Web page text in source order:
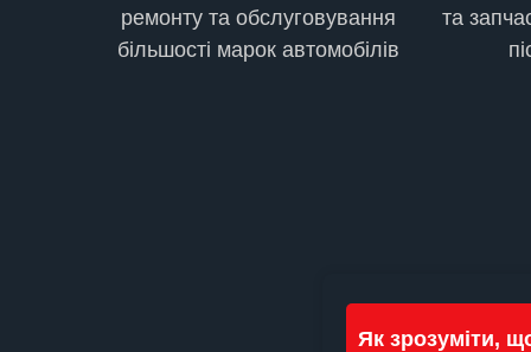
ремонту та обслуговування
більшості марок автомобілів
та
Як зрозуміти,